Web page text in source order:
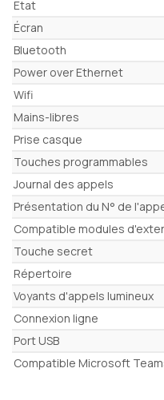
Etat
Écran
Bluetooth
Power over Ethernet
Wifi
Mains-libres
Prise casque
Touches programmables
Journal des appels
Présentation du N° de
Compatible modules
Touche secret
Répertoire
Voyants d'appels lumineux
Connexion ligne
Port USB
Compatible Microsoft